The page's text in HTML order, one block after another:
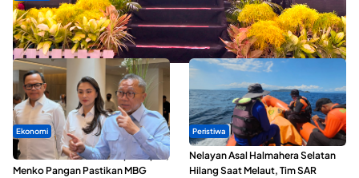
Seminar di Ternate, Mendes Perkuat Sinergi Percepatan
Kopdes Merah Putih
Ekonomi
SPPG di Maluku Utara Dipercepat,
Menko Pangan Pastikan MBG
Peristiwa
Nelayan Asal Halmahera Selatan
Hilang Saat Melaut, Tim SAR